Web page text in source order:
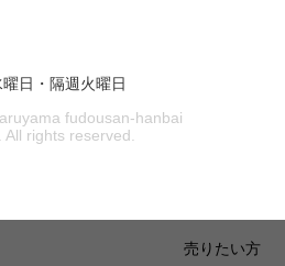
日・隔週火曜日
fudousan-hanbai
All rights reserved.
売りたい方